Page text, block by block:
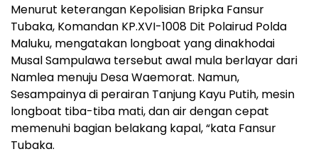
Menurut keterangan Kepolisian Bripka Fansur
Tubaka, Komandan KP.XVI-1008 Dit Polairud Polda
Maluku, mengatakan longboat yang dinakhodai
Musal Sampulawa tersebut awal mula berlayar dari
Namlea menuju Desa Waemorat. Namun,
Sesampainya di perairan Tanjung Kayu Putih, mesin
longboat tiba-tiba mati, dan air dengan cepat
memenuhi bagian belakang kapal, “kata Fansur
Tubaka.